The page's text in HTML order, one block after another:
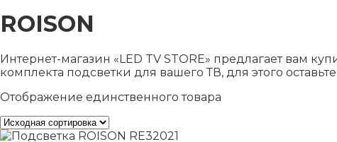
ROISON
Интернет-магазин «LED TV STORE» предлагает вам
комплекта подсветки для вашего ТВ, для этого
Отображение единственного товара